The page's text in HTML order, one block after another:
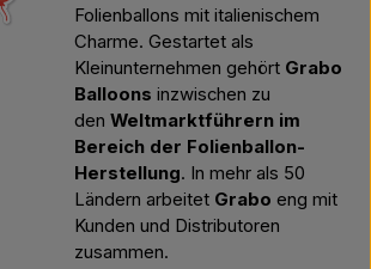
Folienballons mit italienischem
Charme. Gestartet als
Kleinunternehmen gehört Grabo
Balloons inzwischen zu
den Weltmarktführern im
Bereich der Folienballon-
Herstellung. In mehr als 50
Ländern arbeitet Grabo eng mit
Kunden und Distributoren
zusammen.